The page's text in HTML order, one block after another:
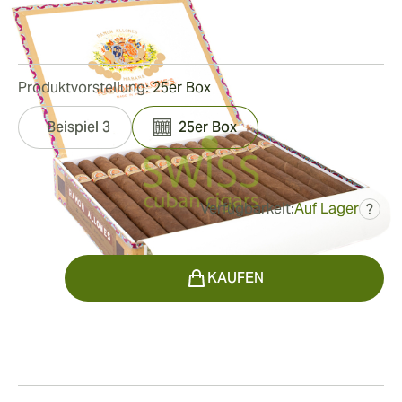
Ringmaß:49 Länge:194 mm / 7.6 Zoll
0Rezensionen
394,17 € war606,08 €
Verfügbarkeit:Auf Lager ?
Produktvorstellung:25er Box
Beispiel 3 25er Box
KAUFEN